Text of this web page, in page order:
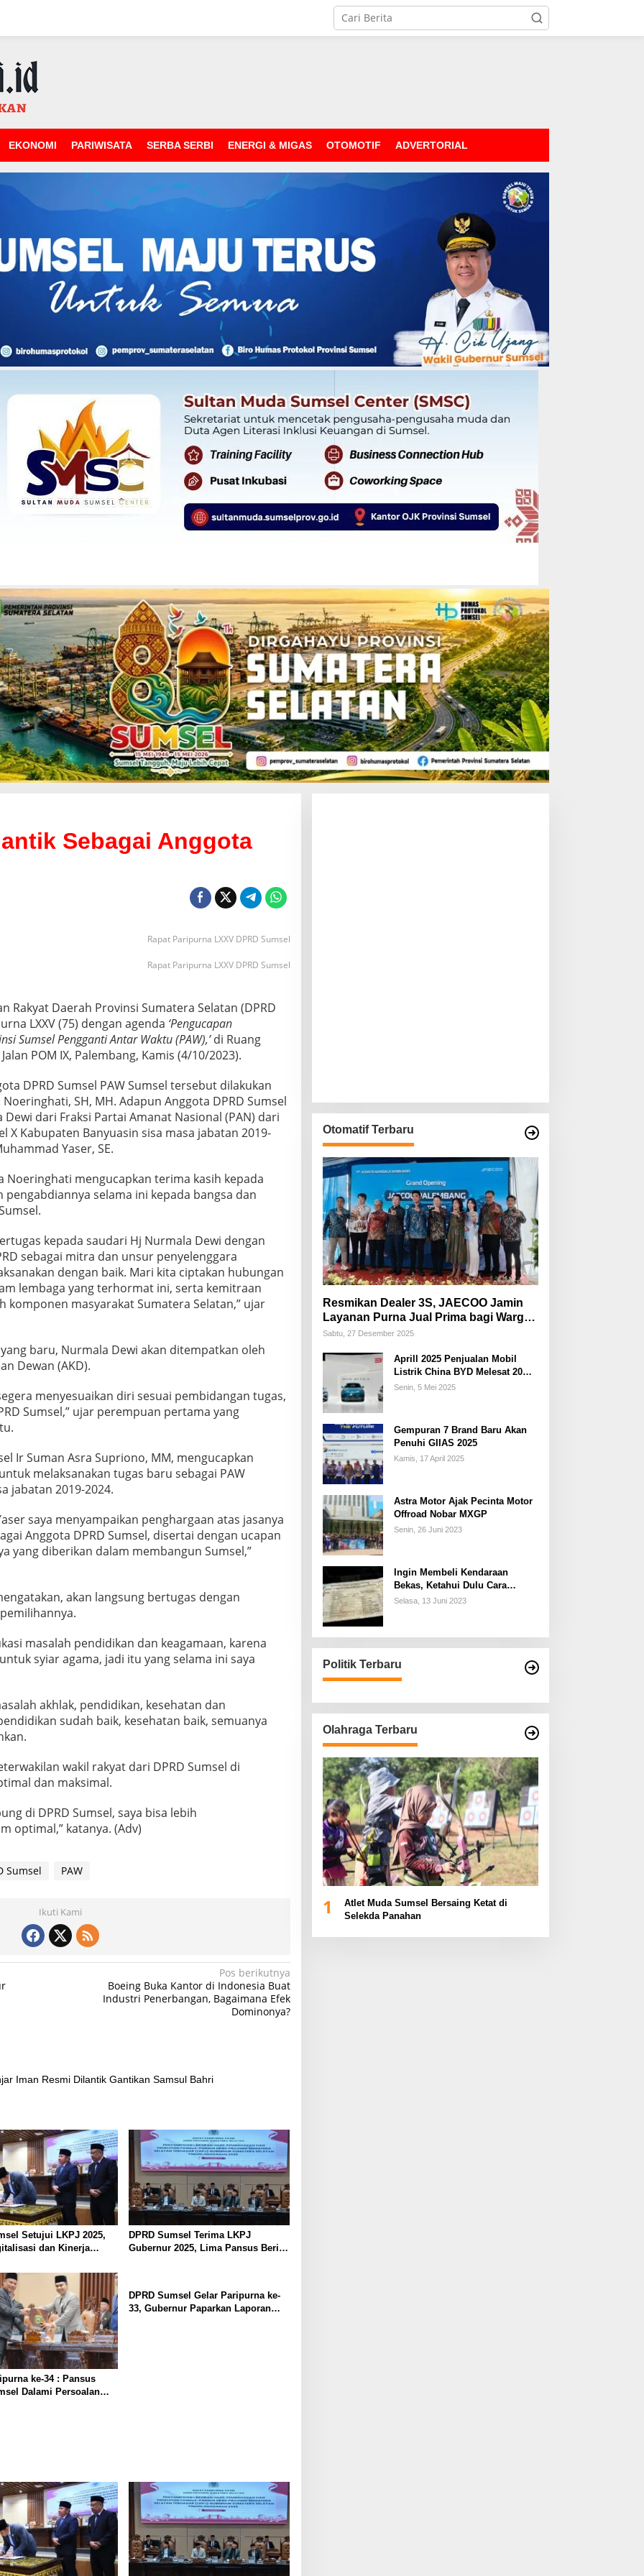
EKONOMI PARIWISATA SERBA SERBI ENERGI & MIGAS OTOMOTIF ADVERTORIAL
Sebagai Anggota
Rapat Paripurna LXXV DPRD Sumsel
Rapat Paripurna LXXV DPRD Sumsel
Rakyat Daerah Provinsi Sumatera Selatan (DPRD
LXXV (75) dengan agenda ‘Pengucapan
Sumsel Pengganti Antar Waktu (PAW),’di Ruang
POM IX, Palembang, Kamis (4/10/2023).
DPRD Sumsel PAW Sumsel tersebut dilakukan
SH, MH. Adapun Anggota DPRD Sumsel
dari Fraksi Partai Amanat Nasional (PAN) dari
X Kabupaten Banyuasin sisa masa jabatan 2019-
Yaser, SE.
Noeringhati mengucapkan terima kasih kepada
pengabdiannya selama ini kepada bangsa dan
kepada saudari Hj Nurmala Dewi dengan
sebagai mitra dan unsur penyelenggara
dengan baik. Mari kita ciptakan hubungan
lembaga yang terhormat ini, serta kemitraan
masyarakat Sumatera Selatan,” ujar
baru, Nurmala Dewi akan ditempatkan oleh
Dewan (AKD).
menyesuaikan diri sesuai pembidangan tugas,
Sumsel,” ujar perempuan pertama yang
Ir Suman Asra Supriono, MM, mengucapkan
melaksanakan tugas baru sebagai PAW
jabatan 2019-2024.
saya menyampaikan penghargaan atas jasanya
Anggota DPRD Sumsel, disertai dengan ucapan
yang diberikan dalam membangun Sumsel,”
akan langsung bertugas dengan
masalah pendidikan dan keagamaan, karena
syiar agama, jadi itu yang selama ini saya
akhlak, pendidikan, kesehatan dan
sudah baik, kesehatan baik, semuanya
wakil rakyat dari DPRD Sumsel di
dan maksimal.
di DPRD Sumsel, saya bisa lebih
optimal,” katanya. (Adv)
Sumsel PAW
Ikuti Kami
Pos berikutnya
Boeing Buka Kantor di Indonesia Buat
Industri Penerbangan, Bagaimana Efek
Dominonya?
Iman Resmi Dilantik Gantikan Samsul Bahri
Setujui LKPJ 2025,
dan Kinerja
DPRD Sumsel Terima LKPJ
Gubernur 2025, Lima Pansus Beri
ke-34 : Pansus
Dalami Persoalan
DPRD Sumsel Gelar Paripurna ke-
33, Gubernur Paparkan Laporan
Otomatif Terbaru
Resmikan Dealer 3S, JAECOO Jamin
Layanan Purna Jual Prima bagi Warga
Palembang
Sabtu, 27 Desember 2025
Aprill 2025 Penjualan Mobil
Listrik China BYD Melesat 20
Persen
Senin, 5 Mei 2025
Gempuran 7 Brand Baru Akan
Penuhi GIIAS 2025
Kamis, 17 April 2025
Astra Motor Ajak Pecinta Motor
Offroad Nobar MXGP
Senin, 26 Juni 2023
Ingin Membeli Kendaraan
Bekas, Ketahui Dulu Cara
Membedakan STNK Palsu dan
Selasa, 13 Juni 2023
Politik Terbaru
Olahraga Terbaru
1
Atlet Muda Sumsel Bersaing Ketat di
Selekda Panahan